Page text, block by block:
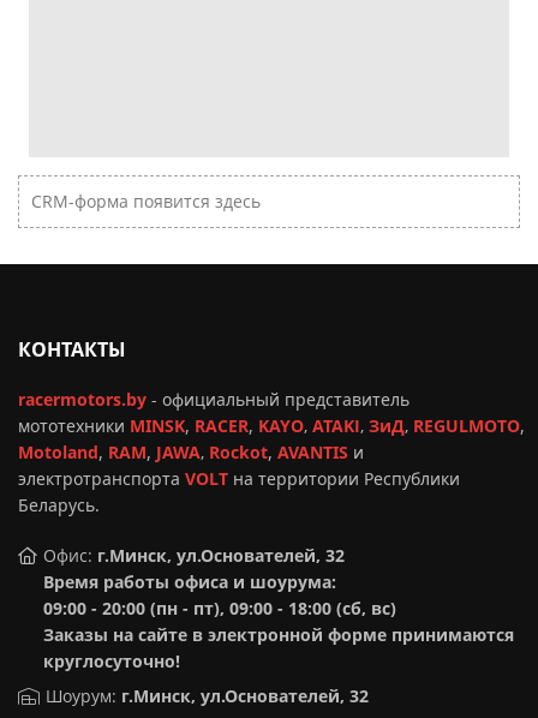
CRM-форма появится здесь
КОНТАКТЫ
racermotors.by - официальный представитель
мототехники MINSK, RACER, KAYO, ATAKI, ЗиД, REGULMOTO,
Motoland, RAM, JAWA, Rockot, AVANTIS и
электротранспорта VOLT на территории Республики
Беларусь.
Офис: г.Минск, ул.Основателей, 32
Время работы офиса и шоурума:
09:00 - 20:00 (пн - пт), 09:00 - 18:00 (сб, вс)
Заказы на сайте в электронной форме принимаются
круглосуточно!
Шоурум: г.Минск, ул.Основателей, 32